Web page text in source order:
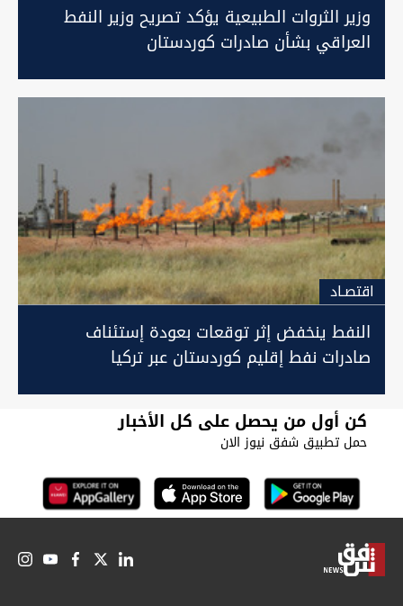
وزير الثروات الطبيعية يؤكد تصريح وزير النفط
العراقي بشأن صادرات كوردستان
اقتصـاد
النفط ينخفض إثر توقعات بعودة إستئناف
صادرات نفط إقليم كوردستان عبر تركيا
كن أول من يحصل على كل الأخبار
حمل تطبيق شفق نيوز الان